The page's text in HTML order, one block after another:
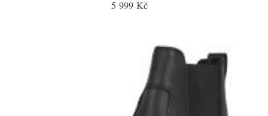
5 999 Kč